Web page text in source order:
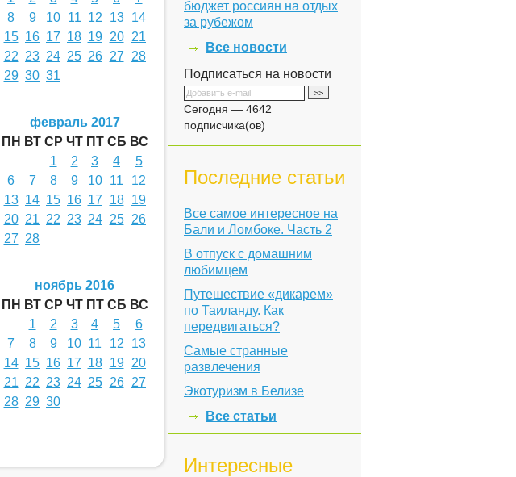
8
9 10 11 12 13
14
15 16 17 18 19 20
21
22 23 24 25 26 27
28
29 30 31
февраль 2017
ПН ВТ СР ЧТ ПТ СБ ВС
1
2 3 4
5
6
7 8 9 10 11
12
13 14 15 16 17 18
19
20 21 22 23 24 25
26
27 28
ноябрь 2016
ПН ВТ СР ЧТ ПТ СБ ВС
1
2 3 4 5
6
7
8 9 10 11 12
13
14 15 16 17 18 19
20
21 22 23 24 25 26
27
28 29 30
бюджет россиян на отдых
за рубежом
Все новости
Подписаться на новости
Сегодня — 4642
подписчика(ов)
Последние статьи
Все самое интересное на
Бали и Ломбоке. Часть 2
В отпуск с домашним
любимцем
Путешествие «дикарем»
по Таиланду. Как
передвигаться?
Самые странные
развлечения
Экотуризм в Белизе
Все статьи
Интересные